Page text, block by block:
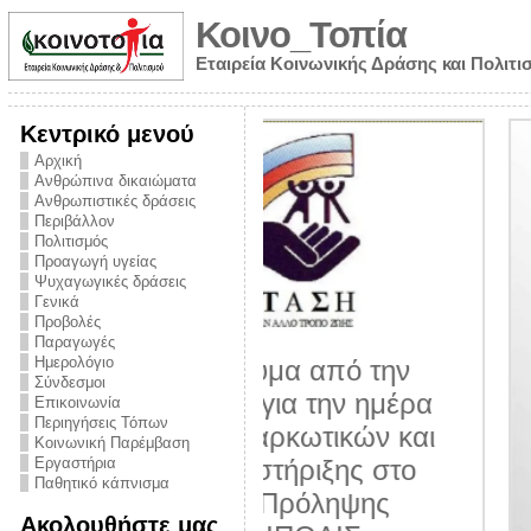
Κοινο_Τοπία
Εταιρεία Κοινωνικής Δράσης και
Κεντρικό μενού
Αρχική
Ανθρώπινα δικαιώματα
Ανθρωπιστικές δράσεις
Περιβάλλον
Πολιτισμός
Προαγωγή υγείας
Ψυχαγωγικές δράσεις
Γενικά
Προβολές
Παραγωγές
Ημερολόγιο
Σύνδεσμοι
Επικοινωνία
Περιηγήσεις Τόπων
Κοινωνική Παρέμβαση
Εργαστήρια
Παθητικό κάπνισμα
Ακολουθήστε μας
από την
την ημέρα
και
στο
Πρόληψης